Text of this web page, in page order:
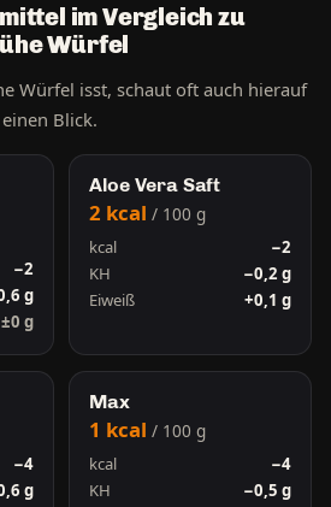
im Vergleich zu
Würfel
Würfel isst, schaut oft auch hierauf
Blick.
−2
g
±0 g
Aloe Vera Saft
2 kcal/ 100 g
kcal
−2
KH
−0,2 g
Eiweiß
+0,1 g
−4
g
Max
1 kcal/ 100 g
kcal
−4
KH
−0,5 g